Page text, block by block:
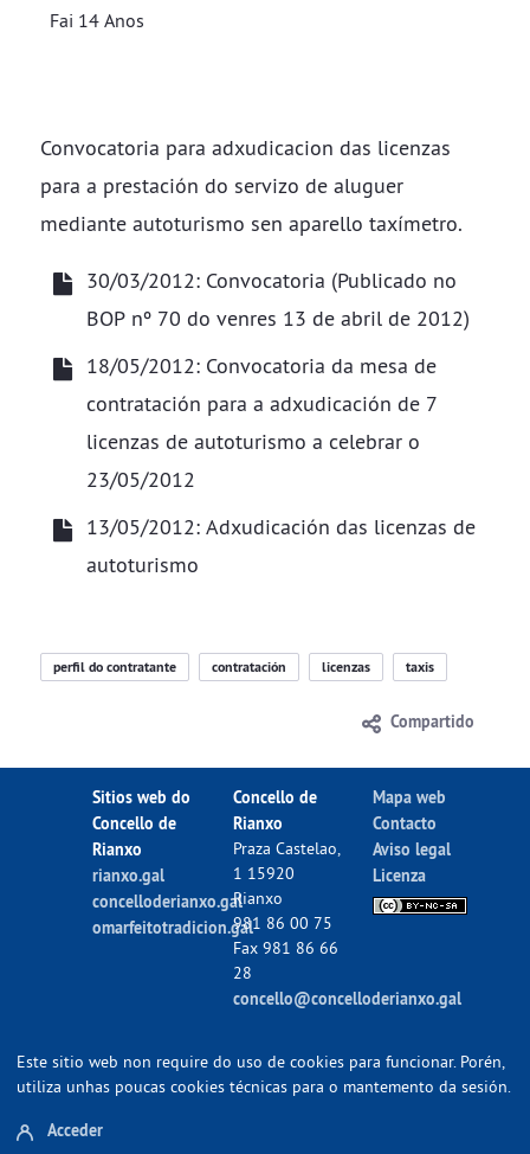
Fai 14 Anos
Convocatoria para adxudicacion das licenzas
para a prestación do servizo de aluguer
mediante autoturismo sen aparello taxímetro.
30/03/2012: Convocatoria (Publicado no
BOP nº 70 do venres 13 de abril de 2012)
18/05/2012: Convocatoria da mesa de
contratación para a adxudicación de 7
licenzas de autoturismo a celebrar o
23/05/2012
13/05/2012: Adxudicación das licenzas de
autoturismo
perfil do contratante contratación licenzas taxis
Compartido
Sitios web do
Concello de
Rianxo
rianxo.gal
concelloderianxo.gal
omarfeitotradicion.gal
Concello de
Rianxo
Praza Castelao,
1 15920
Rianxo
981 86 00 75
Fax 981 86 66
28
concello@concelloderianxo.gal
Mapa web
Contacto
Aviso legal
Licenza
Este sitio web non require do uso de cookies para funcionar. Porén,
utiliza unhas poucas cookies técnicas para o mantemento da sesión.
Acceder